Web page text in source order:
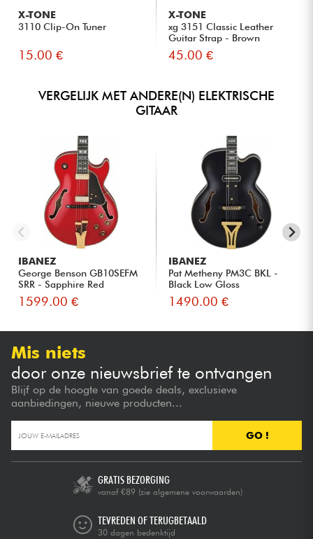
X-TONE
3110 Clip-On Tuner
15.00 €
X-TONE
xg 3151 Classic Leather
Guitar Strap - Brown
45.00 €
VERGELIJK MET ANDERE(N) ELEKTRISCHE
GITAAR
IBANEZ
George Benson GB10SEFM
SRR - Sapphire Red
1599.00 €
IBANEZ
Pat Metheny PM3C BKL -
Black Low Gloss
1490.00 €
Mis niets
door onze nieuwsbrief te ontvangen
Blijf op de hoogte van goede deals, exclusieve
aanbiedingen, nieuwe producten...
GO !
GRATIS BEZORGING
vanaf €89 (zie algemene voorwaarden)
TEVREDEN OF TERUGBETAALD
30 dagen bedenktijd